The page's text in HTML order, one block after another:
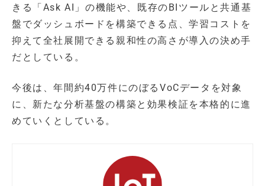
きる「Ask AI」の機能や、既存のBIツールと共通基
盤でダッシュボードを構築できる点、学習コストを
抑えて全社展開できる親和性の高さが導入の決め手
だとしている。
今後は、年間約40万件にのぼるVoCデータを対象
に、新たな分析基盤の構築と効果検証を本格的に進
めていくとしている。